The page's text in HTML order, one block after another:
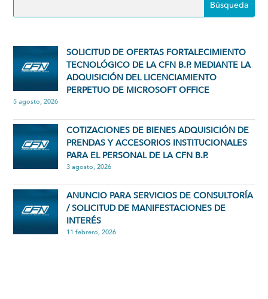
SOLICITUD DE OFERTAS FORTALECIMIENTO
TECNOLÓGICO DE LA CFN B.P. MEDIANTE LA
ADQUISICIÓN DEL LICENCIAMIENTO
PERPETUO DE MICROSOFT OFFICE
5 agosto, 2026
COTIZACIONES DE BIENES ADQUISICIÓN DE
PRENDAS Y ACCESORIOS INSTITUCIONALES
PARA EL PERSONAL DE LA CFN B.P.
3 agosto, 2026
ANUNCIO PARA SERVICIOS DE CONSULTORÍA
/ SOLICITUD DE MANIFESTACIONES DE
INTERÉS
11 febrero, 2026